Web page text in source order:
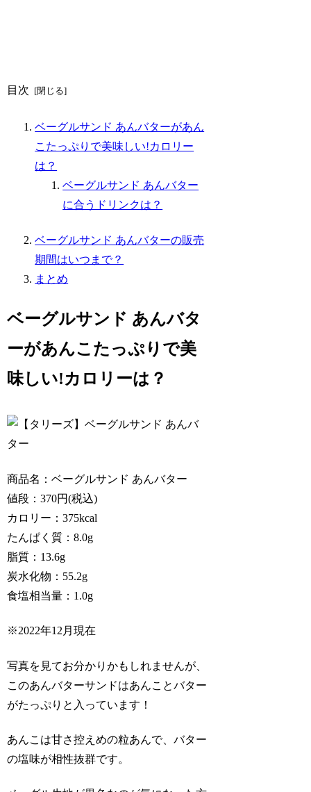
目次
ベーグルサンド あんバターがあん
こたっぷりで美味しい!カロリー
は？
ベーグルサンド あんバター
に合うドリンクは？
ベーグルサンド あんバターの販売
期間はいつまで？
まとめ
ベーグルサンド あんバタ
ーがあんこたっぷりで美
味しい!カロリーは？
商品名：ベーグルサンド あんバター
値段：370円(税込)
カロリー：375kcal
たんぱく質：8.0g
脂質：13.6g
炭水化物：55.2g
食塩相当量：1.0g
※2022年12月現在
写真を見てお分かりかもしれませんが、
このあんバターサンドはあんことバター
がたっぷりと入っています！
あんこは甘さ控えめの粒あんで、バター
の塩味が相性抜群です。